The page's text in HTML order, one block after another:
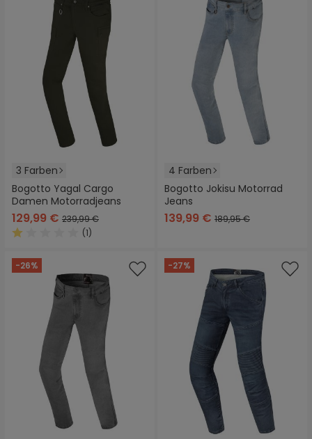
3 Farben
Bogotto Yagal Cargo
Damen Motorradjeans
129,99 € 239,99 €
(1)
4 Farben
Bogotto Jokisu Motorrad
Jeans
139,99 € 189,95 €
-26% -27%